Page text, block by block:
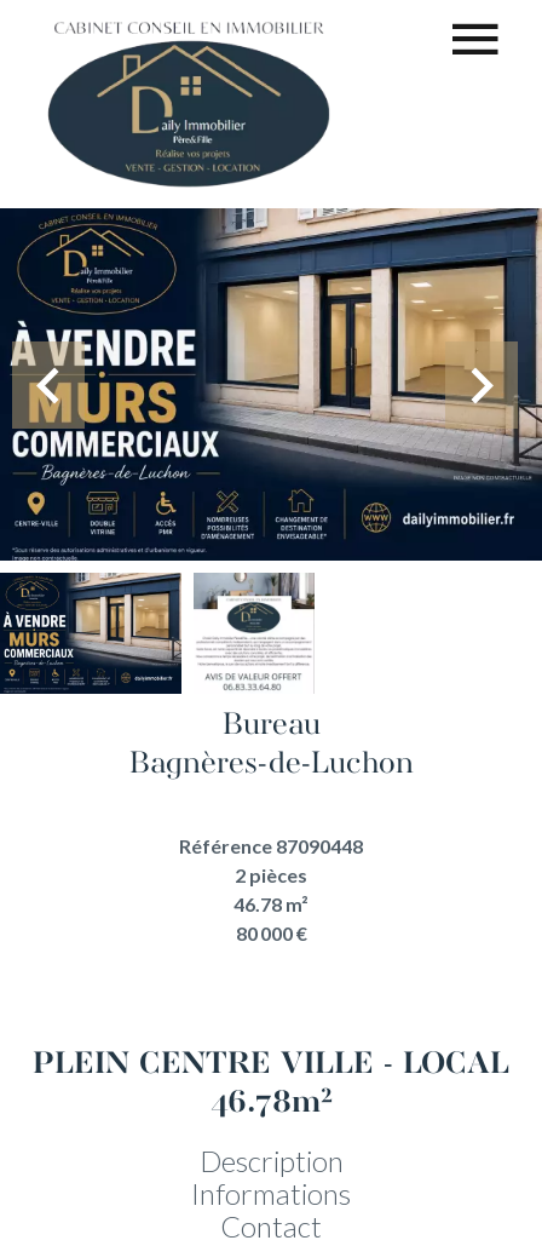
Bureau
Bagnères-de-Luchon
Référence 87090448
2 pièces
46.78 m²
80 000 €
PLEIN CENTRE VILLE - LOCAL
46.78m²
Description
Informations
Contact